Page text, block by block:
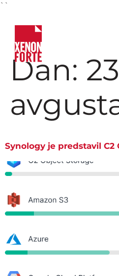
``
Dan:
Synology je predstavil C2